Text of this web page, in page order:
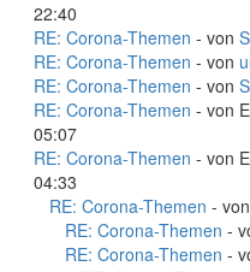
22:40
RE: Corona-Themen - von
RE: Corona-Themen - von
RE: Corona-Themen - von
RE: Corona-Themen - von
05:07
RE: Corona-Themen - von
04:33
RE: Corona-Themen - von
RE: Corona-Themen -
RE: Corona-Themen -